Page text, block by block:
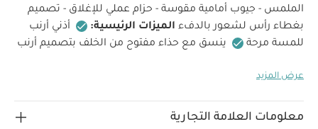
الملمس - جيوب أمامية مقوسة - حزام عملي للإغلاق - تصميم
بغطاء رأس لشعور بالدفء الميزات الرئيسية:
أذني أرنب
للمسة مرحة
ينسق مع حذاء مفتوح من الخلف بتصميم أرنب
بوليستر ارشادات العناية:
كي على درجة حرارة منخفضة
عرض المزيد
معلومات العلامة التجارية